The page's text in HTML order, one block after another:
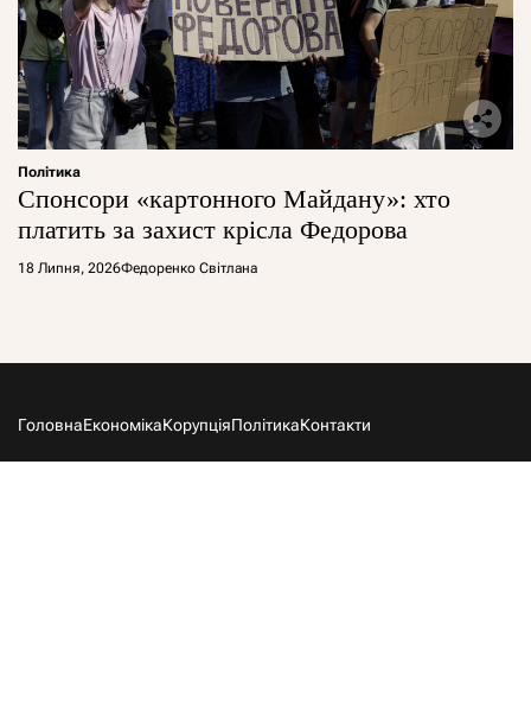
Політика
Спонсори «картонного Майдану»: хто
платить за захист крісла Федорова
18 Липня, 2026Федоренко Світлана
ГоловнаЕкономікаКорупціяПолітикаКонтакти